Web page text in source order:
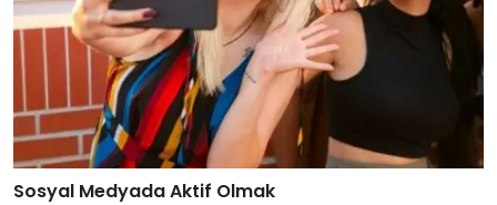
Sosyal Medyada Aktif Olmak